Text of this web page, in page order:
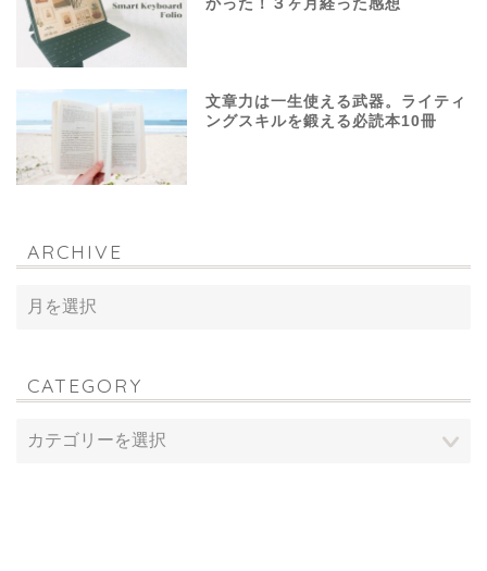
かった！３ヶ月経った感想
文章力は一生使える武器。ライティ
ングスキルを鍛える必読本10冊
ARCHIVE
CATEGORY